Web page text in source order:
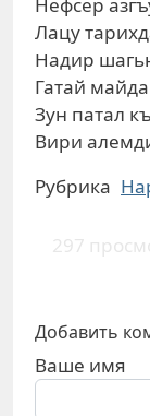
Лацу
Надир
Гатай
Зун патал
Вири
Рубрика
297
Добавить
Ваше имя